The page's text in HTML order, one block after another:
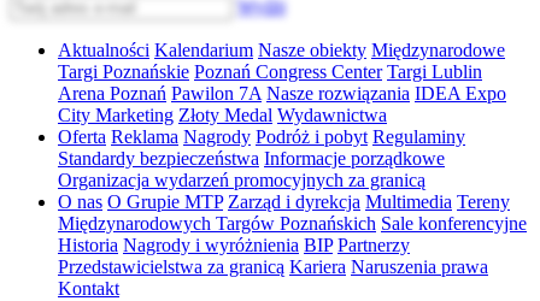
Wyślij
Aktualności Kalendarium Nasze obiekty Międzynarodowe
Targi Poznańskie Poznań Congress Center Targi Lublin
Arena Poznań Pawilon 7A Nasze rozwiązania IDEA Expo
City Marketing Złoty Medal Wydawnictwa
Oferta Reklama Nagrody Podróż i pobyt Regulaminy
Standardy bezpieczeństwa Informacje porządkowe
Organizacja wydarzeń promocyjnych za granicą
O nas O Grupie MTP Zarząd i dyrekcja Multimedia Tereny
Międzynarodowych Targów Poznańskich Sale konferencyjne
Historia Nagrody i wyróżnienia BIP Partnerzy
Przedstawicielstwa za granicą Kariera Naruszenia prawa
Kontakt